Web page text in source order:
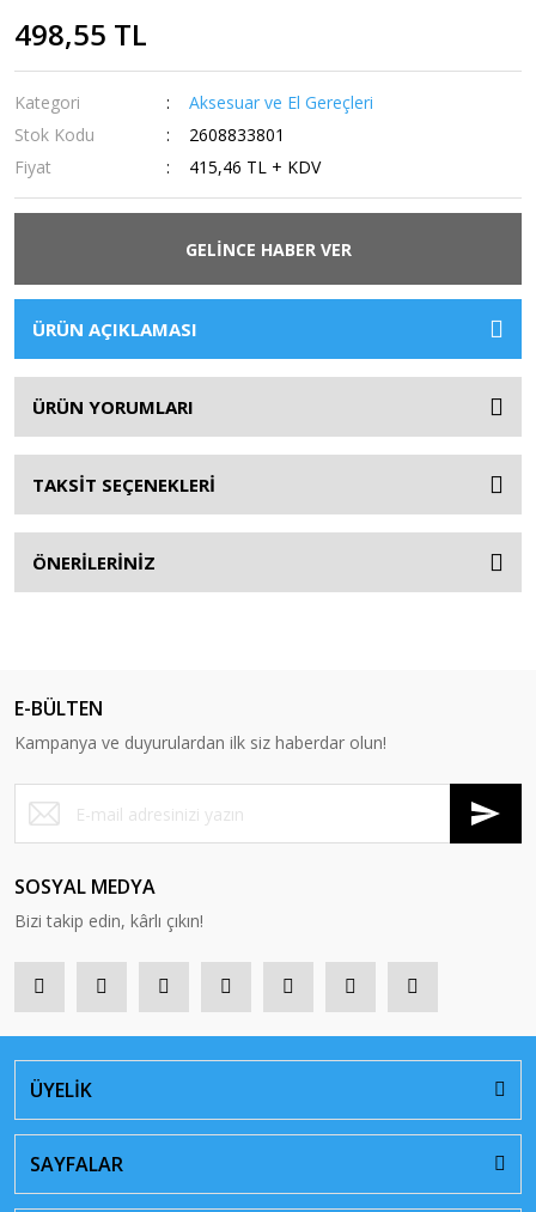
498,55 TL
Kategori
Aksesuar ve El Gereçleri
Stok Kodu
2608833801
Fiyat
415,46 TL + KDV
GELİNCE HABER VER
ÜRÜN AÇIKLAMASI
ÜRÜN YORUMLARI
TAKSİT SEÇENEKLERİ
ÖNERİLERİNİZ
E-BÜLTEN
Kampanya ve duyurulardan ilk siz haberdar olun!
SOSYAL MEDYA
Bizi takip edin, kârlı çıkın!
ÜYELİK
SAYFALAR